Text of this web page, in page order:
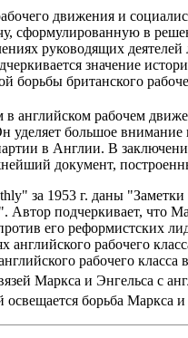
движения и
сформулированную в
руководящих
значение
борьбы британского
английском рабочем
уделяет большое
в Англии. В
документ,
за 1953 г. даны
Автор подчеркивает, что
его реформистских
английского рабочего
рабочего
Маркса и Энгельса с
освещается борьба Маркса и